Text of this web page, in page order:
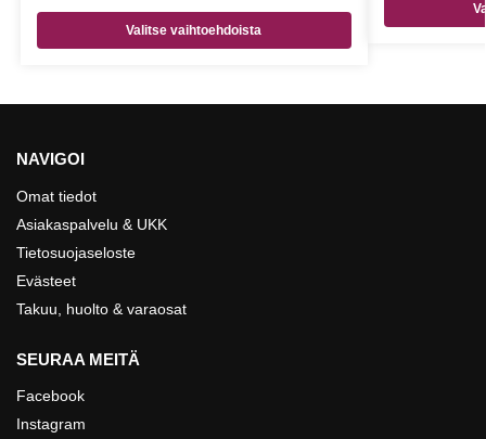
Valitse vaihtoehdoista
NAVIGOI
Omat tiedot
Asiakaspalvelu & UKK
Tietosuojaseloste
Evästeet
Takuu, huolto & varaosat
SEURAA MEITÄ
Facebook
Instagram